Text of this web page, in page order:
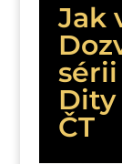
Jak
Dity
ČT